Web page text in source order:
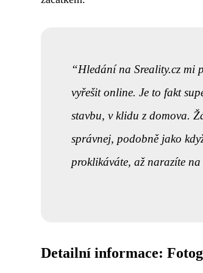
Hledání na Sreality.cz mi
vyřešit online. Je to fakt
stavbu, v klidu z domova.
správnej, podobně jako
proklikáváte, až narazíte
Detailní informace: